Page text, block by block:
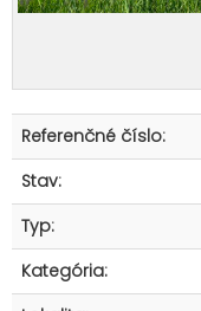
Referenčné číslo:
Stav:
Typ:
Kategória: